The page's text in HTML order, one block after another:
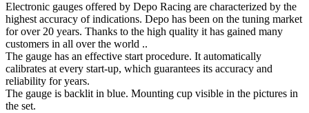
Electronic gauges offered by Depo Racing are characterized by the
highest accuracy of indications. Depo has been on the tuning market
for over 20 years. Thanks to the high quality it has gained many
customers in all over the world ..
The gauge has an effective start procedure. It automatically
calibrates at every start-up, which guarantees its accuracy and
reliability for years.
The gauge is backlit in blue. Mounting cup visible in the pictures in
the set.